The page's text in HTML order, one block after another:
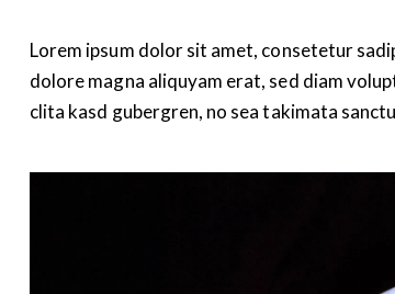
Lorem ipsum dolor sit amet, consetetur
dolore magna aliquyam erat, sed diam
clita kasd gubergren, no sea takimata